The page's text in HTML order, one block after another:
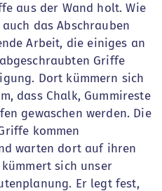
aus der Wand holt. Wie
das Abschrauben
Arbeit, die einiges an
Griffe
Dort kümmern sich
dass Chalk, Gummireste
gewaschen werden. Die
kommen
warten dort auf ihren
sich unser
Er legt fest,